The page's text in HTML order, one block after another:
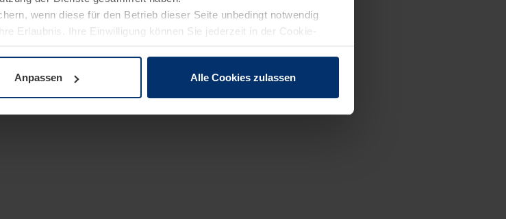
wenn diese für den Betrieb dieser Seite unbedingt notwendig
Erlaubnis. Ihre Einwilligung können Sie jederzeit in der Cookie-
Website ändern oder widerrufen.
Anpassen Alle Cookies zulassen